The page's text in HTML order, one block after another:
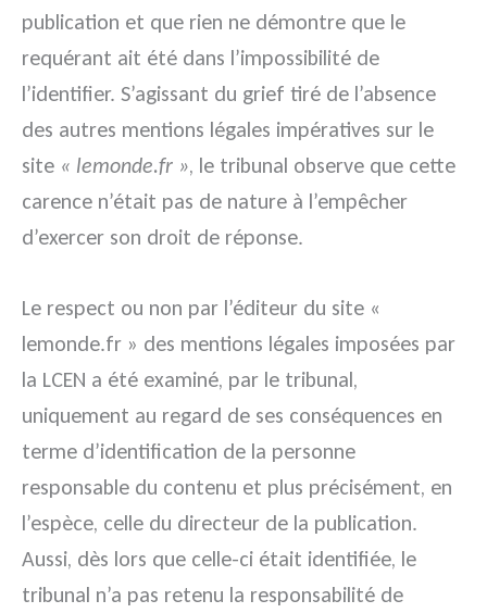
publication et que rien ne démontre que le
requérant ait été dans l’impossibilité de
l’identifier. S’agissant du grief tiré de l’absence
des autres mentions légales impératives sur le
site « lemonde.fr », le tribunal observe que cette
carence n’était pas de nature à l’empêcher
d’exercer son droit de réponse.
Le respect ou non par l’éditeur du site «
lemonde.fr » des mentions légales imposées par
la LCEN a été examiné, par le tribunal,
uniquement au regard de ses conséquences en
terme d’identification de la personne
responsable du contenu et plus précisément, en
l’espèce, celle du directeur de la publication.
Aussi, dès lors que celle-ci était identifiée, le
tribunal n’a pas retenu la responsabilité de